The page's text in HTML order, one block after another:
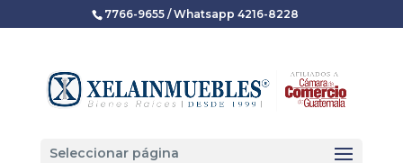
7766-9655 / Whatsapp 4216-8228
Seleccionar página